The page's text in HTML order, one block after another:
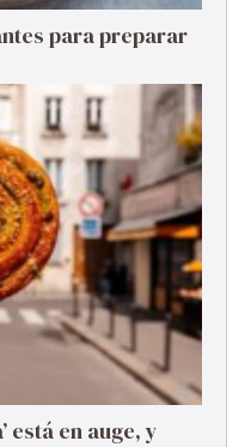
para preparar
está en auge, y